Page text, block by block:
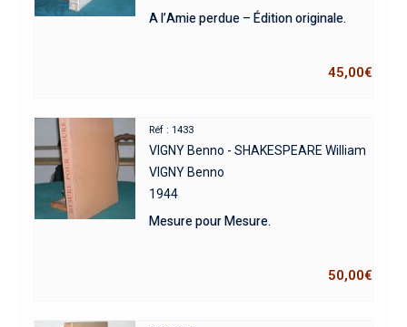
A l’Amie perdue – Édition originale.
45,00€
Réf : 1433
VIGNY Benno - SHAKESPEARE William
VIGNY Benno
1944
Mesure pour Mesure.
50,00€